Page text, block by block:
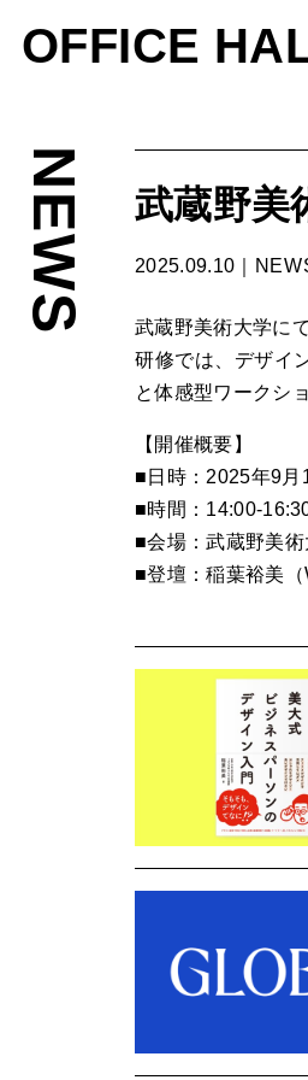
OFFICE
NEWS 武蔵野美
2025.09.10｜
武蔵野美術大学に
研修では、デザイ
と体感型ワークシ
【開催概要】
■日時：2025年9月
■時間：14:00-
■会場：武蔵野美術
■登壇：稲葉裕美（